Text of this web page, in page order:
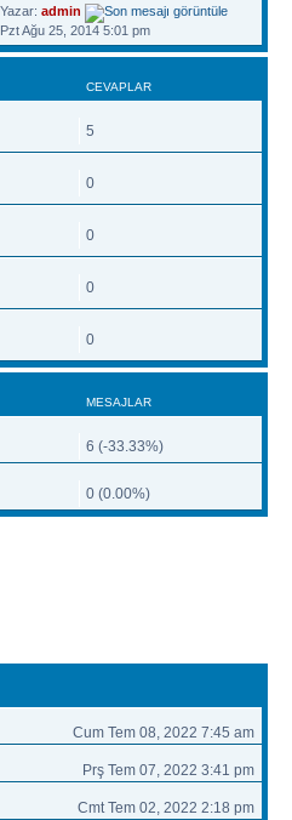
Yazar:admin
Pzt Ağu 25, 2014 5:01 pm
CEVAPLAR
5
0
0
0
0
MESAJLAR
6 (-33.33%)
0 (0.00%)
Cum Tem 08, 2022 7:45 am
Prş Tem 07, 2022 3:41 pm
Cmt Tem 02, 2022 2:18 pm